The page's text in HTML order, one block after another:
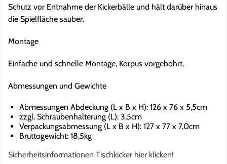
Schutz vor Entnahme der Kickerbälle und hält darüber hinaus
die Spielfläche sauber.
Montage
Einfache und schnelle Montage, Korpus vorgebohrt.
Abmessungen und Gewichte
Abmessungen Abdeckung (L x B x H): 126 x 76 x 5,5cm
zzgl. Schraubenhalterung (L): 3,5cm
Verpackungsabmessung (L x B x H): 127 x 77 x 7,0cm
Bruttogewicht: 18,5kg
Sicherheitsinformationen Tischkicker hier klicken!